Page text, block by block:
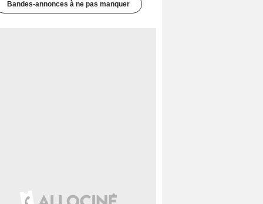
Bandes-annonces à ne pas manquer